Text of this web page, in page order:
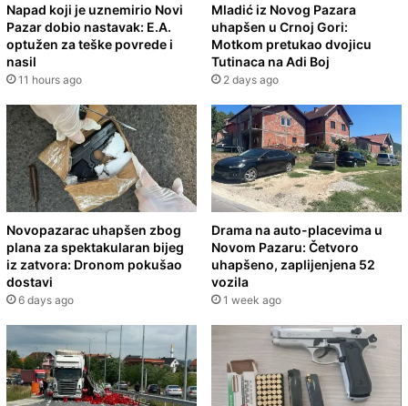
Napad koji je uznemirio Novi
Pazar dobio nastavak: E.A.
optužen za teške povrede i
nasil
11 hours ago
Mladić iz Novog Pazara
uhapšen u Crnoj Gori:
Motkom pretukao dvojicu
Tutinaca na Adi Boj
2 days ago
Novopazarac uhapšen zbog
plana za spektakularan bijeg
iz zatvora: Dronom pokušao
dostavi
6 days ago
Drama na auto-placevima u
Novom Pazaru: Četvoro
uhapšeno, zaplijenjena 52
vozila
1 week ago